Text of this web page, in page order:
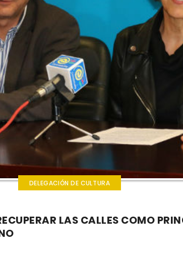
DELEGACIÓN DE CULTURA
LAS CALLES COMO